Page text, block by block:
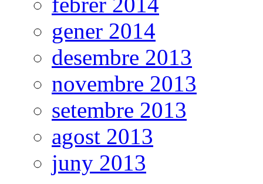
gener 2014
desembre 2013
novembre 2013
setembre 2013
agost 2013
juny 2013